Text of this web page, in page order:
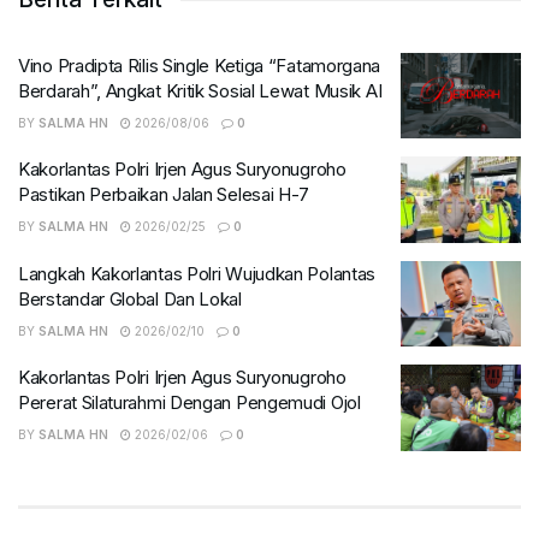
Vino Pradipta Rilis Single Ketiga “Fatamorgana
Berdarah”, Angkat Kritik Sosial Lewat Musik AI
BY SALMA HN 2026/08/06 0
Kakorlantas Polri Irjen Agus Suryonugroho
Pastikan Perbaikan Jalan Selesai H-7
BY SALMA HN 2026/02/25 0
Langkah Kakorlantas Polri Wujudkan Polantas
Berstandar Global Dan Lokal
BY SALMA HN 2026/02/10 0
Kakorlantas Polri Irjen Agus Suryonugroho
Pererat Silaturahmi Dengan Pengemudi Ojol
BY SALMA HN 2026/02/06 0